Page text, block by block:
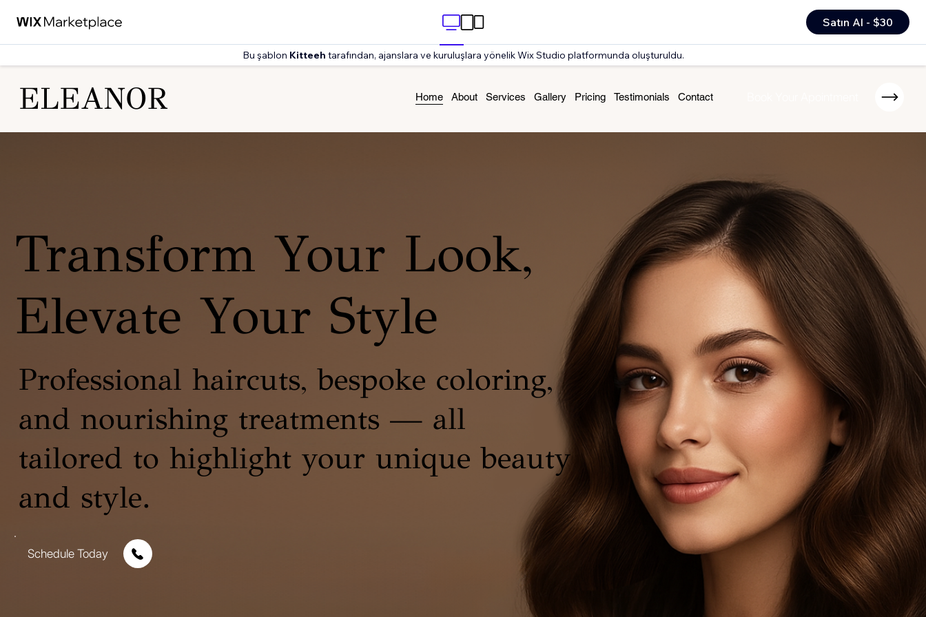
Satın Al - $30
Bu şablon Kitteeh tarafından, ajanslara ve kuruluşlara yönelik Wix Studio platformunda oluşturuldu.